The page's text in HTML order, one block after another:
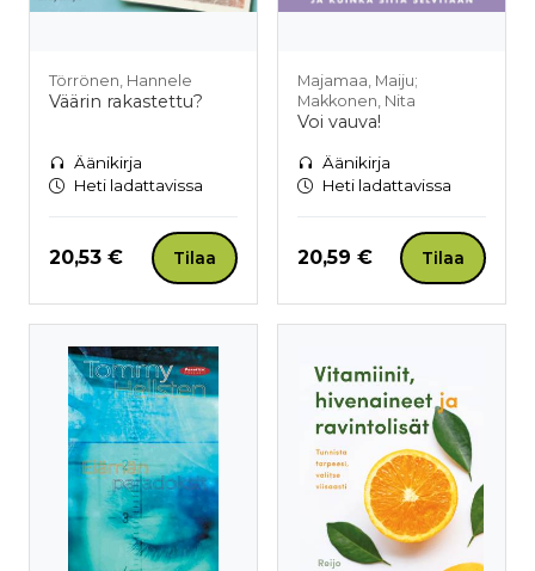
Törrönen, Hannele
Väärin rakastettu?
Äänikirja
Heti ladattavissa
Hinta nyt
20,53 € Tilaa
Majamaa, Maiju;
Makkonen, Nita
Voi vauva!
Äänikirja
Heti ladattavissa
Hinta nyt
20,59 € Tilaa